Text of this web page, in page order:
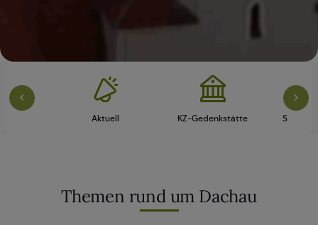
Aktuell KZ-Gedenkstätte Schloss
Themen rund um Dachau